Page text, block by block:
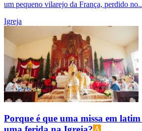
um pequeno vilarejo da França, perdido
Igreja
Porque é que uma missa em